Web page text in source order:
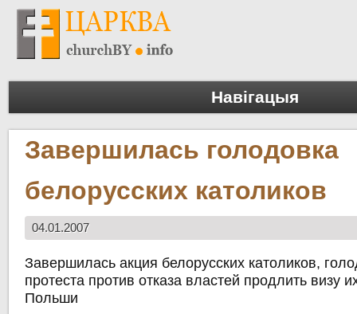
Навігацыя
Завершилась голодовка
белорусских католиков
04.01.2007
Завершилась акция белорусских католиков,
протеста против отказа властей продлить визу
Польши